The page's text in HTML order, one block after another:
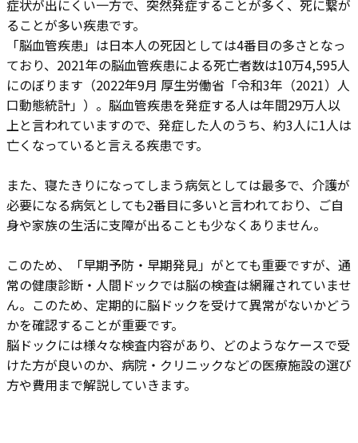
症状が出にくい一方で、突然発症することが多く、死に繋が
ることが多い疾患です。
「脳血管疾患」は日本人の死因としては4番目の多さとなっ
ており、2021年の脳血管疾患による死亡者数は10万4,595人
にのぼります（2022年9月 厚生労働省「令和3年（2021）人
口動態統計」）。脳血管疾患を発症する人は年間29万人以
上と言われていますので、発症した人のうち、約3人に1人は
亡くなっていると言える疾患です。
また、寝たきりになってしまう病気としては最多で、介護が
必要になる病気としても2番目に多いと言われており、ご自
身や家族の生活に支障が出ることも少なくありません。
このため、「早期予防・早期発見」がとても重要ですが、通
常の健康診断・人間ドックでは脳の検査は網羅されていませ
ん。このため、定期的に脳ドックを受けて異常がないかどう
かを確認することが重要です。
脳ドックには様々な検査内容があり、どのようなケースで受
けた方が良いのか、病院・クリニックなどの医療施設の選び
方や費用まで解説していきます。